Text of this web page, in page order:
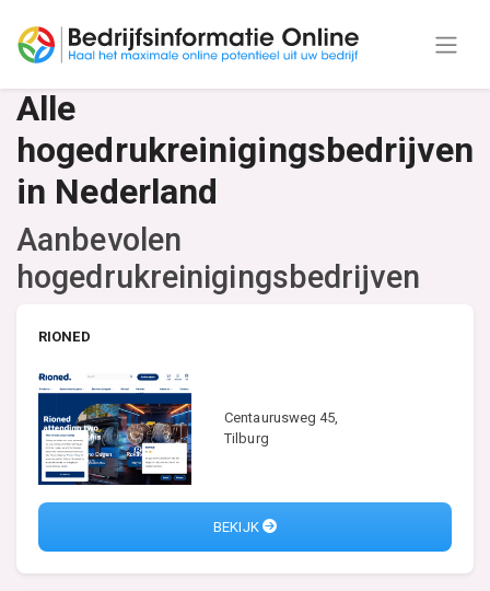
Alle
hogedrukreinigingsbedrijven
in Nederland
Aanbevolen
hogedrukreinigingsbedrijven
RIONED
Centaurusweg 45,
Tilburg
BEKIJK